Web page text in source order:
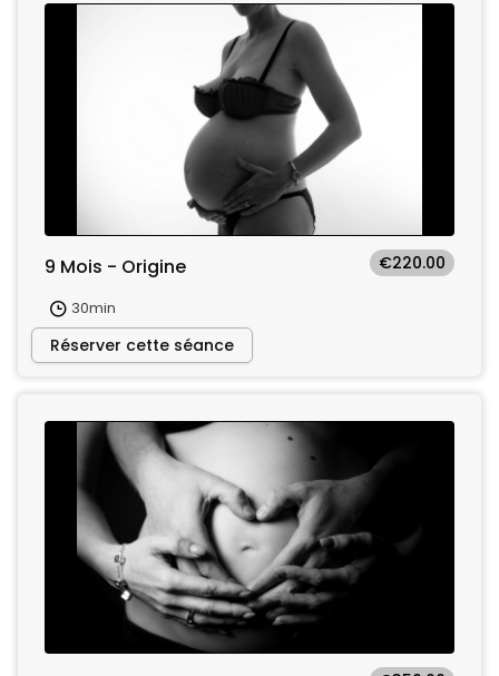
9 Mois - Origine €220.00
30min
Réserver cette séance